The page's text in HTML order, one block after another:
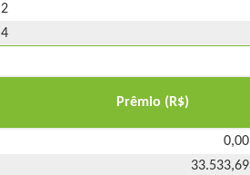
2
4
Prêmio (R$)
0,00
33.533,69